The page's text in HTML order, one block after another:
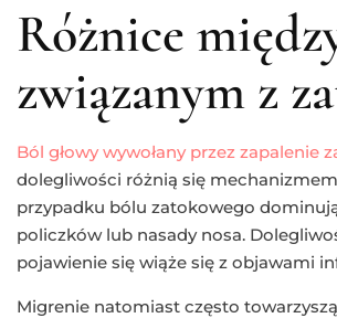
Różnice
związanym z
Ból głowy wywołany przez zapalenie
dolegliwości różnią się
przypadku bólu zatokowego
policzków lub nasady nosa.
pojawienie się wiąże się z objawami
Migrenie natomiast często